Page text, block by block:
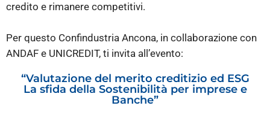
credito e rimanere competitivi.
Per questo Confindustria Ancona, in collaborazione con
ANDAF e UNICREDIT, ti invita all’evento:
“Valutazione del merito creditizio ed ESG
La sfida della Sostenibilità per imprese e
Banche”